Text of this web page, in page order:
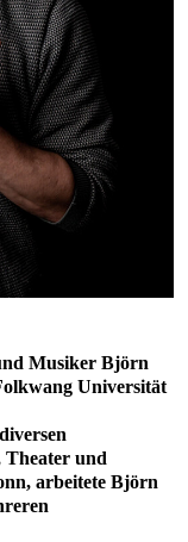
Musiker Björn
Universität
und
arbeitete Björn